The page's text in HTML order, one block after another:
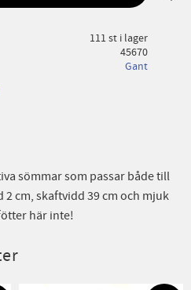
111 st i lager
45670
Gant
sömmar som passar både till
cm, skaftvidd 39 cm och mjuk
här inte!